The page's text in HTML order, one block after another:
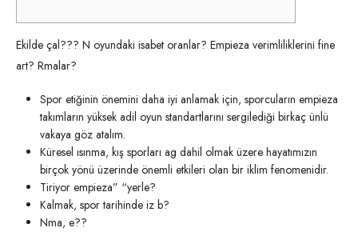
Ekilde çal??? N oyundaki isabet oranlar? Empieza verimliliklerini fine
art? Rmalar?
Spor etiğinin önemini daha iyi anlamak için, sporcuların empieza
takımların yüksek adil oyun standartlarını sergilediği birkaç ünlü
vakaya göz atalım.
Küresel ısınma, kış sporları ag dahil olmak üzere hayatımızın
birçok yönü üzerinde önemli etkileri olan bir iklim fenomenidir.
Tiriyor empieza” “yerle?
Kalmak, spor tarihinde iz b?
Nma, e??